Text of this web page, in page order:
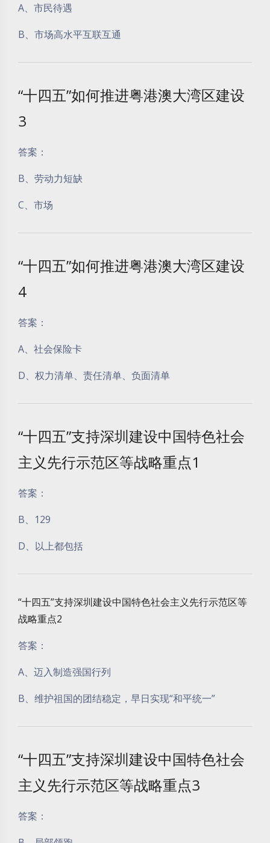
A、市民待遇
B、市场高水平互联互通
“十四五”如何推进粤港澳大湾区建设
3
答案：
B、劳动力短缺
C、市场
“十四五”如何推进粤港澳大湾区建设
4
答案：
A、社会保险卡
D、权力清单、责任清单、负面清单
“十四五”支持深圳建设中国特色社会
主义先行示范区等战略重点1
答案：
B、129
D、以上都包括
“十四五”支持深圳建设中国特色社会主义先行示范区等
战略重点2
答案：
A、迈入制造强国行列
B、维护祖国的团结稳定，早日实现“和平统一”
“十四五”支持深圳建设中国特色社会
主义先行示范区等战略重点3
答案：